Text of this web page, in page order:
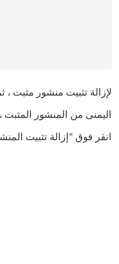
لإزالة تثبيت منشور مثبت ،
اليمنى من المنشور المثبت
انقر فوق “إزالة تثبيت